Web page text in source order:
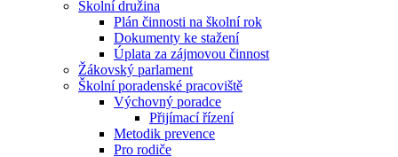
Školní družina
Plán činnosti na školní rok
Dokumenty ke stažení
Úplata za zájmovou činnost
Žákovský parlament
Školní poradenské pracoviště
Výchovný poradce
Přijímací řízení
Metodik prevence
Pro rodiče